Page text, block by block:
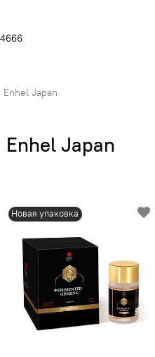
Enhel Japan
Enhel Japan
Новая упаковка